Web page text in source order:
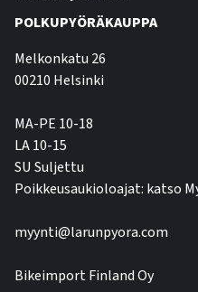
POLKUPYÖRÄKAUPPA
Melkonkatu 26
00210 Helsinki
MA-PE 10-18
LA 10-15
SU Suljettu
Poikkeusaukioloajat: katso
myynti@larunpyora.com
Bikeimport Finland Oy